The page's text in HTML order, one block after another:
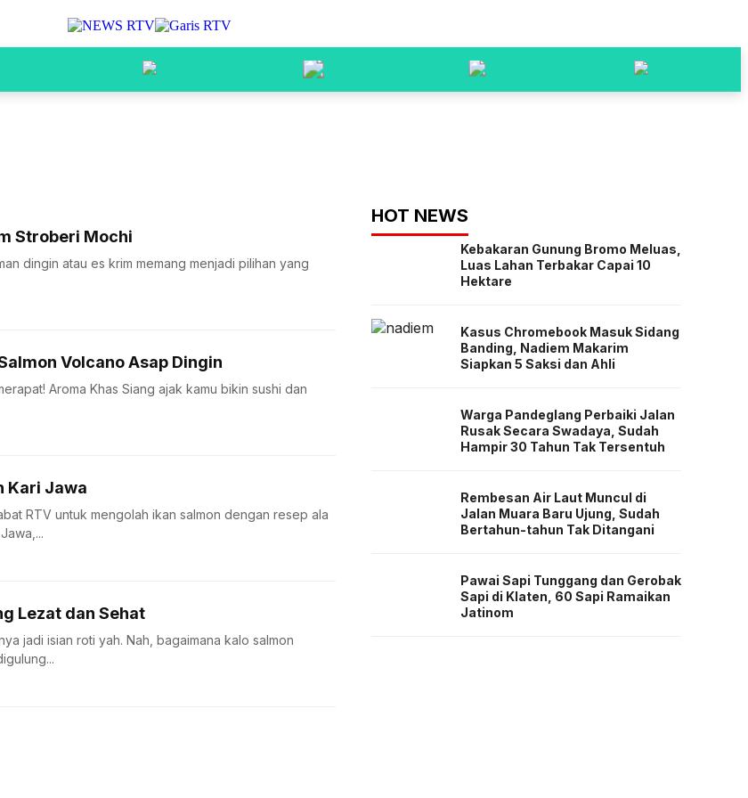
Stroberi Mochi
dingin atau es krim memang menjadi pilihan yang
Volcano Asap Dingin
Aroma Khas Siang ajak kamu bikin sushi dan
Kari Jawa
RTV untuk mengolah ikan salmon dengan resep ala
Lezat dan Sehat
jadi isian roti yah. Nah, bagaimana kalo salmon
HOT NEWS
Kebakaran Gunung Bromo Meluas,
Luas Lahan Terbakar Capai 10
Hektare
Kasus Chromebook Masuk Sidang
Banding, Nadiem Makarim
Siapkan 5 Saksi dan Ahli
Warga Pandeglang Perbaiki Jalan
Rusak Secara Swadaya, Sudah
Hampir 30 Tahun Tak Tersentuh
Rembesan Air Laut Muncul di
Jalan Muara Baru Ujung, Sudah
Bertahun-tahun Tak Ditangani
Pawai Sapi Tunggang dan Gerobak
Sapi di Klaten, 60 Sapi Ramaikan
Jatinom